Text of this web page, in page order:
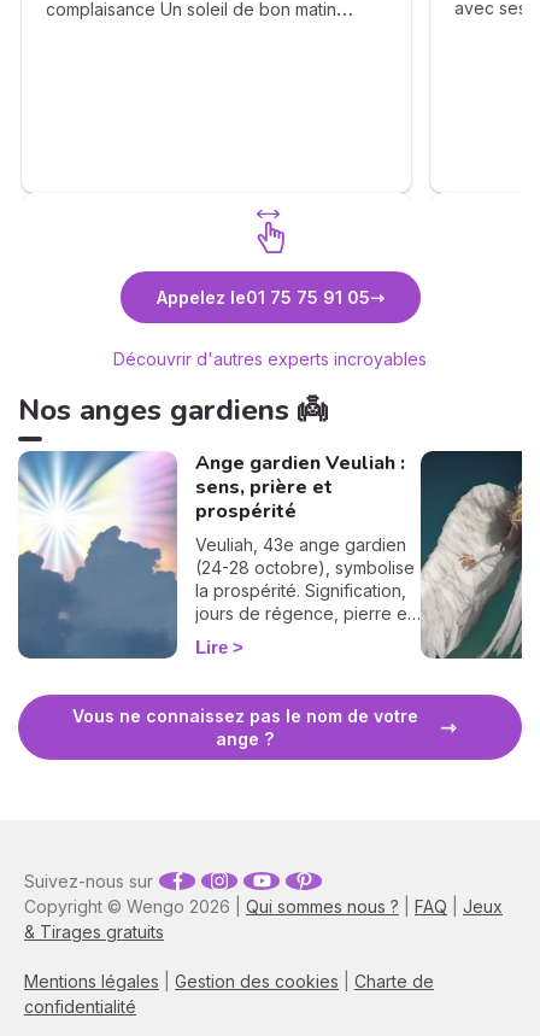
complaisance Un soleil de bon matin
Découvrez Quentin Duroy
avec ses
Appelez le01 75 75 91 05
Découvrir d'autres experts incroyables
Nos anges gardiens 👼
Ange gardien Veuliah :
sens, prière et
prospérité
Veuliah, 43e ange gardien
(24-28 octobre), symbolise
la prospérité. Signification,
jours de régence, pierre et
prière pour l'invoquer.
Lire
Vous ne connaissez pas le nom de votre
ange ?
Copyright © Wengo 2026 | Qui sommes nous ? FAQ
Jeux
& Tirages gratuits
Mentions légales Gestion des cookies
Charte de
confidentialité
Suivez-nous sur